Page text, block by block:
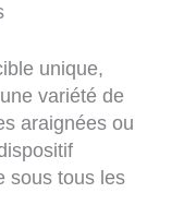
unique,
variété de
araignées ou
sous tous les